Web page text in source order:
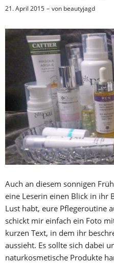
21. April 2015 von beautyjagd
Auch an diesem sonnigen
eine Leserin einen Blick in ihr
Lust habt, eure Pflegeroutine
schickt mir einfach ein Foto
kurzen Text, in dem ihr
aussieht. Es sollte sich dabei
naturkosmetische Produkte